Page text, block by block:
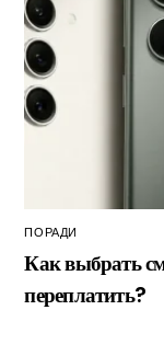
ПОРАДИ
Как выбрать
переплатить?